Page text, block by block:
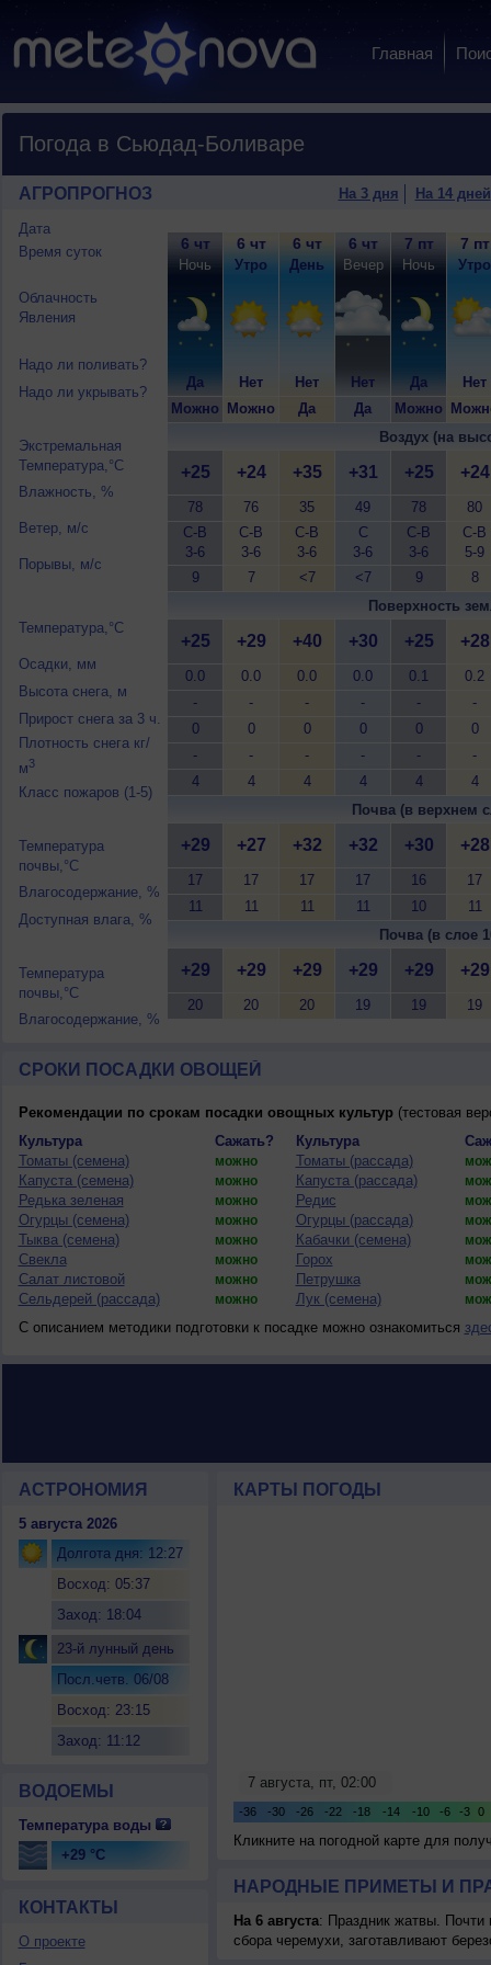
Главная
Погода в Сьюдад-Боливаре
АГРОПРОГНОЗ На 3 дня На 14 дней
Дата
Время суток
Облачность
Явления
Надо ли поливать?
Надо ли укрывать?
Экстремальная
Температура,°C
Влажность, %
Ветер, м/с
Порывы, м/с
Температура,°C
Осадки, мм
Высота снега, м
Прирост снега за 3 ч.
Плотность снега кг/
м3
Класс пожаров (1-5)
Температура
почвы,°C
Влагосодержание, %
Доступная влага, %
Температура
почвы,°C
Влагосодержание, %
6 чт
Ночь
Да
Можно
6 чт
Утро
Нет
Можно
6 чт
День
Нет
Да
6 чт
Вечер
Нет
Да
7 пт
Ночь
Да
Можно
7 пт
Утро
Нет
Воздух (на
+25
78
С-В
3-6
9
+24
76
С-В
3-6
7
+35
35
С-В
3-6
<7
+31
49
С
3-6
<7
+25
78
С-В
3-6
9
+24
80
С-В
5-9
8
Поверхность
+25
0.0
-
0
-
4
+29
0.0
-
0
-
4
+40
0.0
-
0
-
4
+30
0.0
-
0
-
4
+25
0.1
-
0
-
4
+28
0.2
-
0
-
4
Почва (в верхнем
+29
17
11
+27
17
11
+32
17
11
+32
17
11
+30
16
10
+28
17
11
Почва (в слое
+29
20
+29
20
+29
20
+29
19
+29
19
+29
19
СРОКИ ПОСАДКИ ОВОЩЕЙ
Рекомендации по срокам посадки овощных культур(тестовая
Культура
Сажать? Культура
Томаты (семена)
можно Томаты (рассада)
Капуста (семена) можно Капуста (рассада)
Редька зеленая можно Редис
Огурцы (семена) можно Огурцы (рассада)
Тыква (семена) можно Кабачки (семена)
Свекла можно Горох
Салат листовой можно Петрушка
Сельдерей (рассада) можно Лук (семена)
С описанием методики подготовки к посадке можно ознакомиться
АСТРОНОМИЯ
5 августа 2026
Долгота дня: 12:27
Восход: 05:37
Заход: 18:04
23-й лунный день
Посл.четв. 06/08
Восход: 23:15
Заход: 11:12
ВОДОЕМЫ
Температура воды
+29 °C
КОНТАКТЫ
О проекте
КАРТЫ ПОГОДЫ
Кликните на погодной карте для
НАРОДНЫЕ ПРИМЕТЫ И
На 6 августа: Праздник жатвы. Почти
сбора черемухи, заготавливают